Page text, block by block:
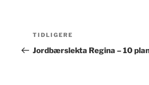
Innleggsnavigasjon
Forrige
innlegg
TIDLIGERE
Jordbærslekta Regina – 10